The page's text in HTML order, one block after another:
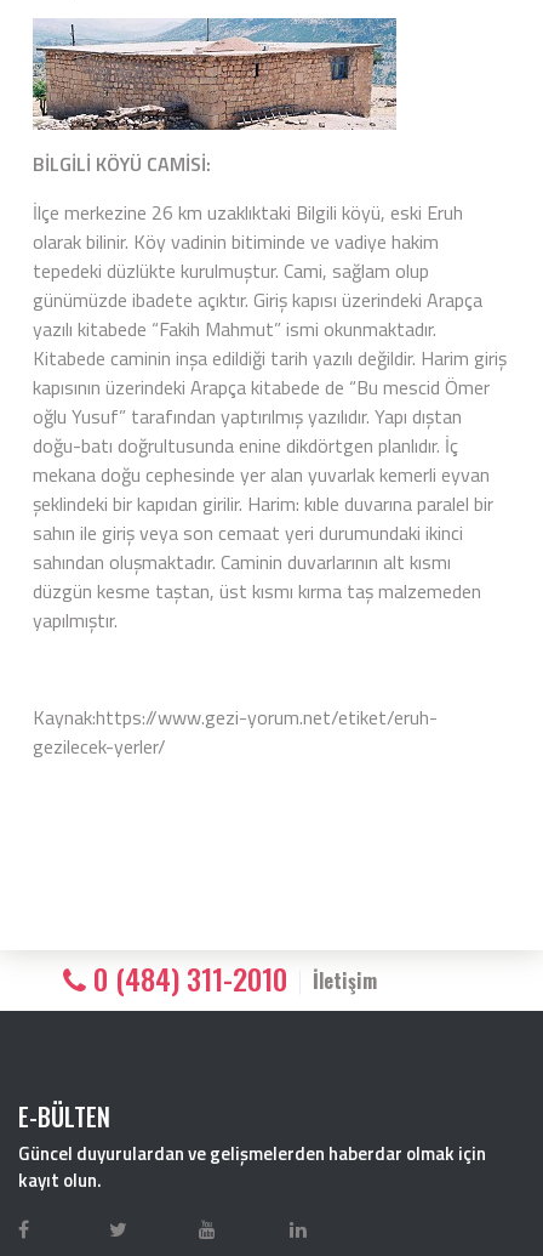
BİLGİLİ KÖYÜ CAMİSİ:
İlçe merkezine 26 km uzaklıktaki Bilgili köyü, eski Eruh
olarak bilinir. Köy vadinin bitiminde ve vadiye hakim
tepedeki düzlükte kurulmuştur. Cami, sağlam olup
günümüzde ibadete açıktır. Giriş kapısı üzerindeki Arapça
yazılı kitabede “Fakih Mahmut” ismi okunmaktadır.
Kitabede caminin inşa edildiği tarih yazılı değildir. Harim giriş
kapısının üzerindeki Arapça kitabede de “Bu mescid Ömer
oğlu Yusuf” tarafından yaptırılmış yazılıdır. Yapı dıştan
doğu-batı doğrultusunda enine dikdörtgen planlıdır. İç
mekana doğu cephesinde yer alan yuvarlak kemerli eyvan
şeklindeki bir kapıdan girilir. Harim: kıble duvarına paralel bir
sahın ile giriş veya son cemaat yeri durumundaki ikinci
sahından oluşmaktadır. Caminin duvarlarının alt kısmı
düzgün kesme taştan, üst kısmı kırma taş malzemeden
yapılmıştır.
Kaynak:https://www.gezi-yorum.net/etiket/eruh-
gezilecek-yerler/
0 (484) 311-2010 İletişim
E-BÜLTEN
Güncel duyurulardan ve gelişmelerden haberdar olmak için
kayıt olun.